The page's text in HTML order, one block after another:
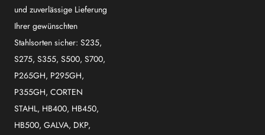
und zuverlässige Lieferung
Ihrer gewünschten
Stahlsorten sicher: S235,
S275, S355, S500, S700,
P265GH, P295GH,
P355GH, CORTEN
STAHL, HB400, HB450,
HB500, GALVA, DKP,